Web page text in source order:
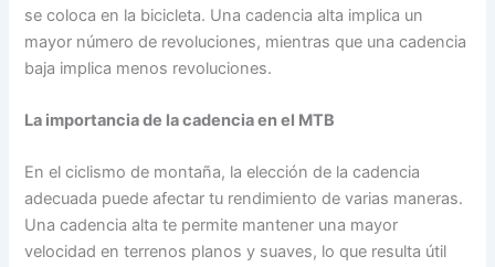
se coloca en la bicicleta. Una cadencia alta implica un
mayor número de revoluciones, mientras que una cadencia
baja implica menos revoluciones.
La importancia de la cadencia en el MTB
En el ciclismo de montaña, la elección de la cadencia
adecuada puede afectar tu rendimiento de varias maneras.
Una cadencia alta te permite mantener una mayor
velocidad en terrenos planos y suaves, lo que resulta útil